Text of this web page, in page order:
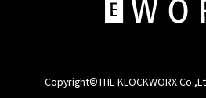
Copyright©THE KLOCKWORX